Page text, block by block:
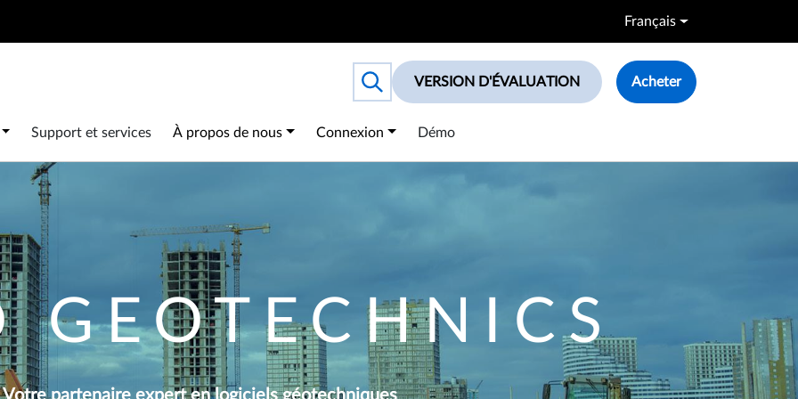
Français
Toggle search box
VERSION D'ÉVALUATION Acheter
navigation
Support et services À propos de nous Connexion Démo
GEOTECHNICS
Votre partenaire expert en logiciels géotechniques